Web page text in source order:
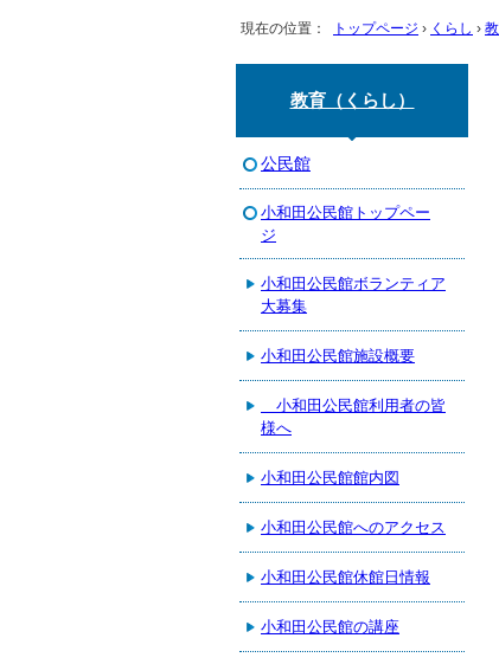
現在の位置： トップページ › くらし ›
教育（くらし）
公民館
小和田公民館トップペー
ジ
小和田公民館ボランティア
大募集
小和田公民館施設概要
小和田公民館利用者の皆
様へ
小和田公民館館内図
小和田公民館へのアクセス
小和田公民館休館日情報
小和田公民館の講座